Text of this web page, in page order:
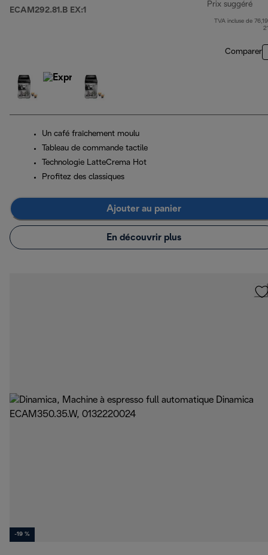
ECAM292.81.B EX:1
Prix suggéré
TVA incluse de
Comparer
Un café fraîchement moulu
Tableau de commande tactile
Technologie LatteCrema Hot
Profitez des classiques
Ajouter au panier
En découvrir plus
-19 %